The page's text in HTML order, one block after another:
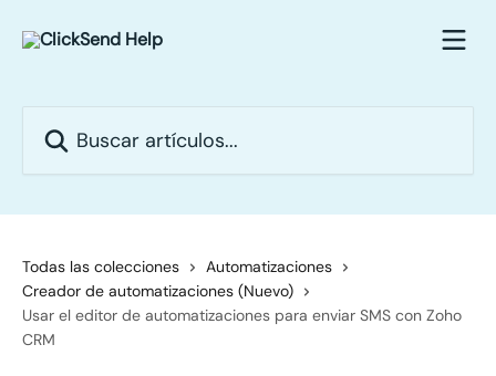
Todas las colecciones
Automatizaciones
Creador de automatizaciones (Nuevo)
Usar el editor de automatizaciones para enviar SMS con Zoho
CRM